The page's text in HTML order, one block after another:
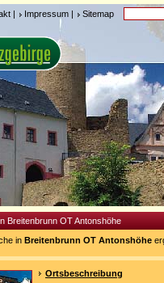
| Impressum | Sitemap
Breitenbrunn OT Antonshöhe
in Breitenbrunn OT Antonshöhe
Ortsbeschreibung